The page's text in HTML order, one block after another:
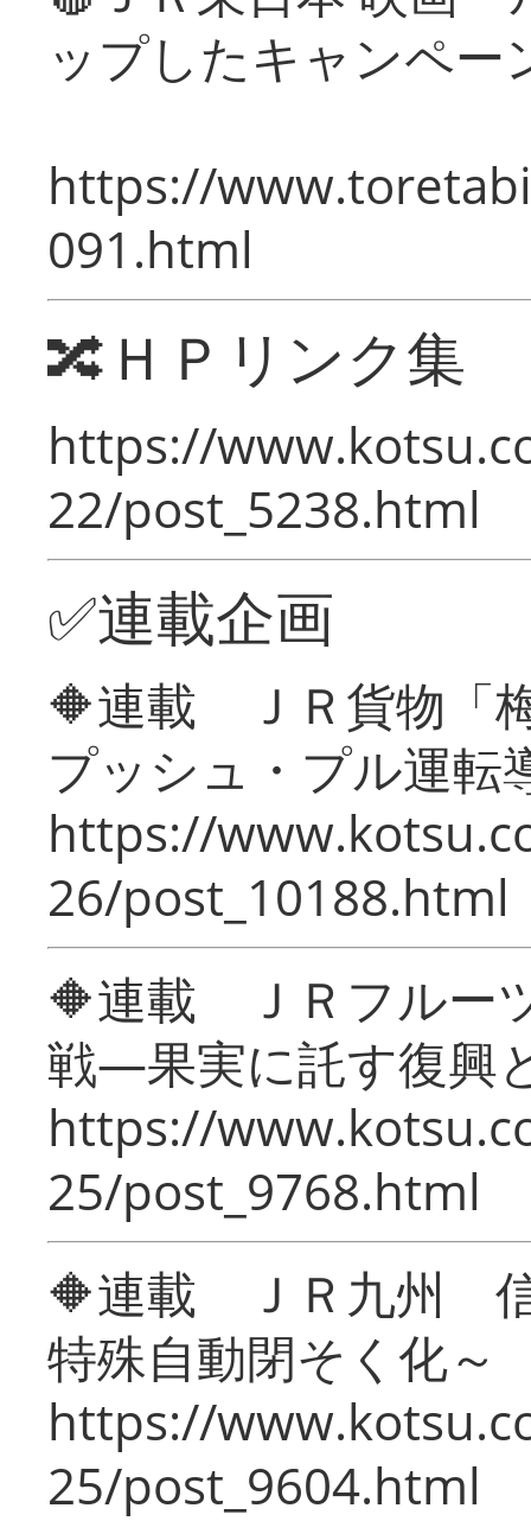
ップしたキャンペー
https://
091.html
🔀ＨＰリンク集
https://
22/post_5238.html
✅連載企画
🔶連載 ＪＲ貨物「
プッシュ・プル運転
https://
26/post_10188.html
🔶連載 ＪＲフルー
戦―果実に託す復興
https://
25/post_9768.html
🔶連載 ＪＲ九州 信
特殊自動閉そく化～
https://
25/post_9604.html